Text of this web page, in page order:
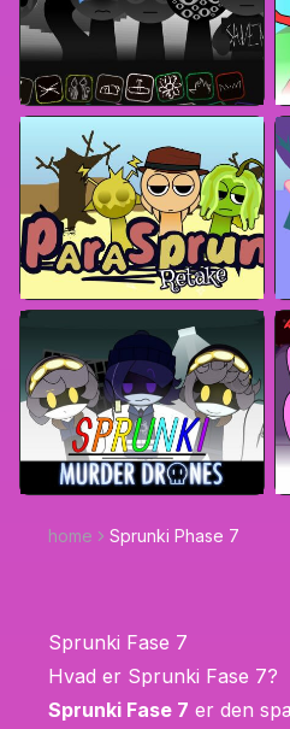
home Sprunki Phase 7
Sprunki Fase 7
Hvad er Sprunki Fase 7?
Sprunki Fase 7 er den